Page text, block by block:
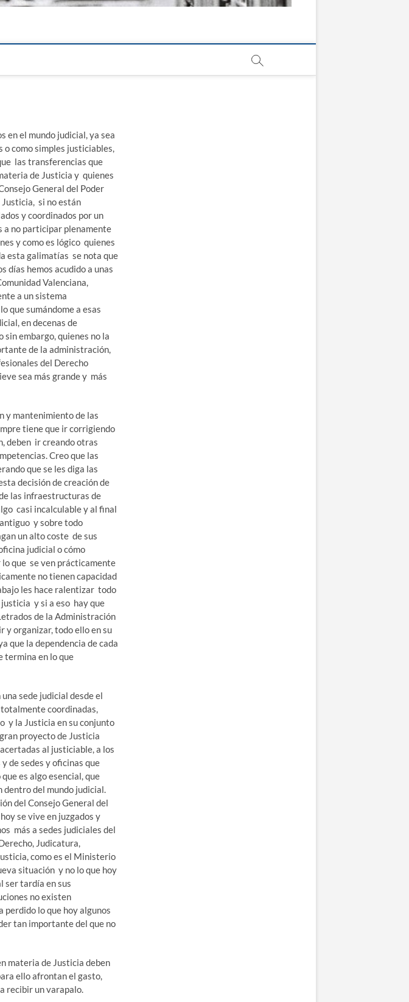
en el mundo judicial, ya sea
o como simples justiciables,
las transferencias que
de Justicia y quienes
General del Poder
si no están
y coordinados por un
a no participar plenamente
y como es lógico quienes
esta galimatías se nota que
días hemos acudido a unas
Valenciana,
a un sistema
que sumándome a esas
en decenas de
embargo, quienes no la
de la administración,
del Derecho
sea más grande y más
y mantenimiento de las
tiene que ir corrigiendo
deben ir creando otras
Creo que las
que se les diga las
decisión de creación de
las infraestructuras de
casi incalculable y al final
y sobre todo
un alto coste de sus
judicial o cómo
lo que se ven prácticamente
no tienen capacidad
les hace ralentizar todo
y si a eso hay que
de la Administración
y organizar, todo ello en su
que la dependencia de cada
termina en lo que
sede judicial desde el
coordinadas,
y la Justicia en su conjunto
proyecto de Justicia
al justiciable, a los
de sedes y oficinas que
es algo esencial, que
dentro del mundo judicial.
del Consejo General del
se vive en juzgados y
más a sedes judiciales del
Judicatura,
como es el Ministerio
situación y no lo que hoy
ser tardía en sus
no existen
perdido lo que hoy algunos
tan importante del que no
materia de Justicia deben
ello afrontan el gasto,
recibir un varapalo.